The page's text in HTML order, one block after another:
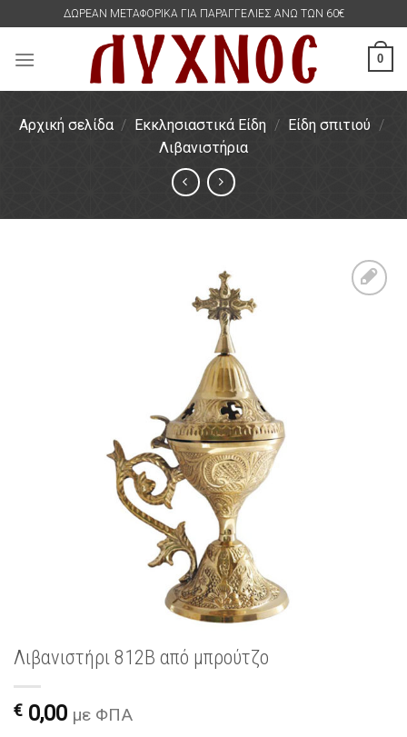
content
ΔΩΡΕΑΝ ΜΕΤΑΦΟΡΙΚΑ ΓΙΑ ΠΑΡΑΓΓΕΛΙΕΣ ΑΝΩ ΤΩΝ 60€
0
Αρχική σελίδα / Εκκλησιαστικά Είδη / Είδη σπιτιού /
Λιβανιστήρια
Λιβανιστήρι 812B από μπρούτζο
€ 0,00 με ΦΠΑ